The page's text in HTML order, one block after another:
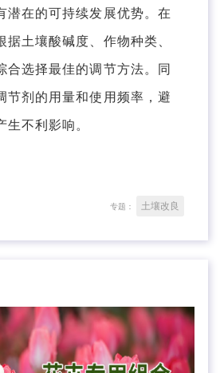
潜在的可持续发展优势。在
据土壤酸碱度、作物种类、
合选择最佳的调节方法。同
节剂的用量和使用频率，避
生不利影响。
专题： 土壤改良